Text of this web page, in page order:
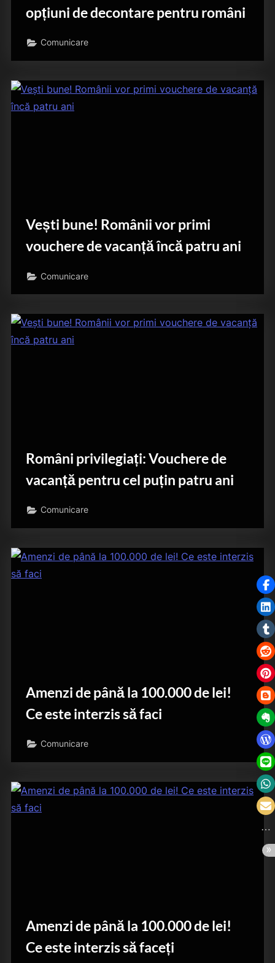
opțiuni de decontare pentru români
Comunicare
Vești bune! Românii vor primi
vouchere de vacanță încă patru ani
Comunicare
Români privilegiați: Vouchere de
vacanță pentru cel puțin patru ani
Comunicare
Amenzi de până la 100.000 de lei!
Ce este interzis să faci
Comunicare
Amenzi de până la 100.000 de lei!
Ce este interzis să faceți